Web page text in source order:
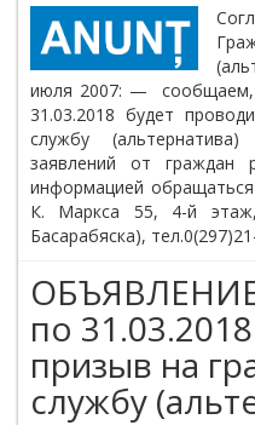
июля 2007: — сообщаем,
31.03.2018 будет
службу
заявлений от
информацией
К. Маркса 55, 4-й
Басарабяска),
ОБЪЯВЛЕНИЕ
по
призыв на
службу